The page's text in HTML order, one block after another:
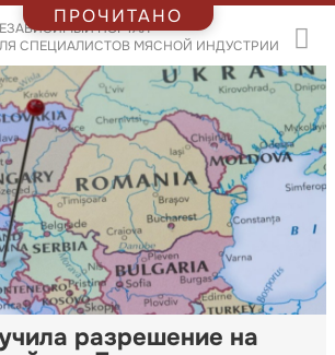
ПОРТАЛ
СПЕЦИАЛИСТОВ МЯСНОЙ ИНДУСТРИИ
разрешение на
ПРОЧИТАНО